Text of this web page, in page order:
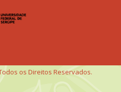
os Direitos Reservados.